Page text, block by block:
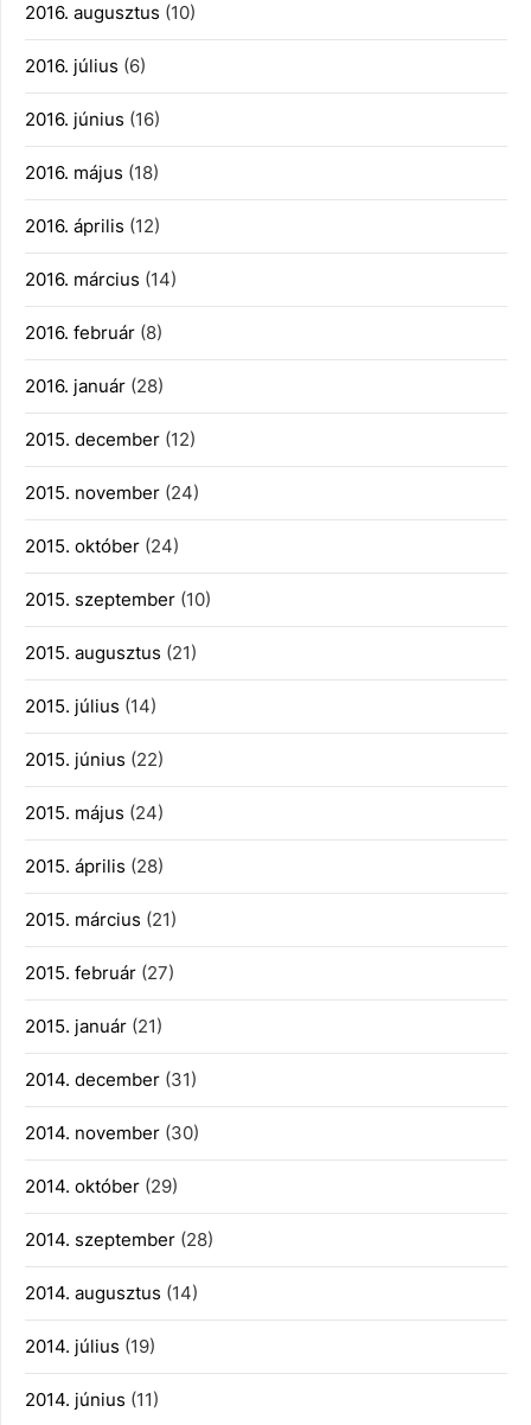
2016. augusztus (10)
2016. július (6)
2016. június (16)
2016. május (18)
2016. április (12)
2016. március (14)
2016. február (8)
2016. január (28)
2015. december (12)
2015. november (24)
2015. október (24)
2015. szeptember (10)
2015. augusztus (21)
2015. július (14)
2015. június (22)
2015. május (24)
2015. április (28)
2015. március (21)
2015. február (27)
2015. január (21)
2014. december (31)
2014. november (30)
2014. október (29)
2014. szeptember (28)
2014. augusztus (14)
2014. július (19)
2014. június (11)